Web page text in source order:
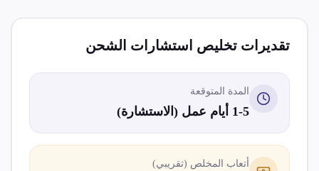
تقديرات تخليص استشارات الشحن
المدة المتوقعة
1-5 أيام عمل (الاستشارة)
أتعاب المخلص (تقريبي)